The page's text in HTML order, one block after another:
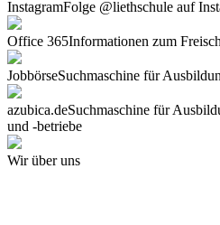
InstagramFolge @liethschule auf
Office 365Informationen zum
JobbörseSuchmaschine für
azubica.deSuchmaschine für
und -betriebe
Wir über uns